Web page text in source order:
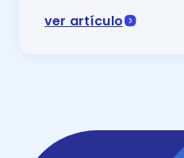
ver artículo